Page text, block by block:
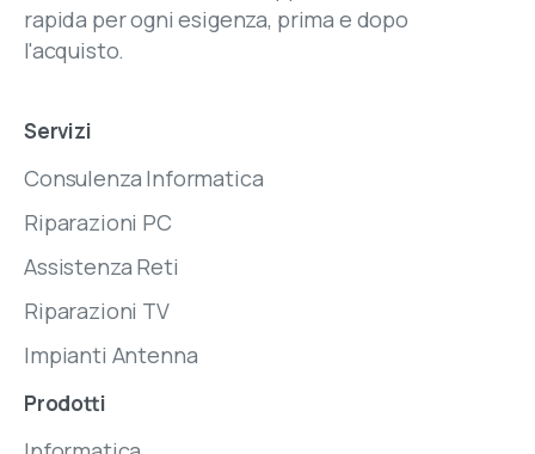
rapida per ogni esigenza, prima e dopo
l'acquisto.
Servizi
Consulenza Informatica
Riparazioni PC
Assistenza Reti
Riparazioni TV
Impianti Antenna
Prodotti